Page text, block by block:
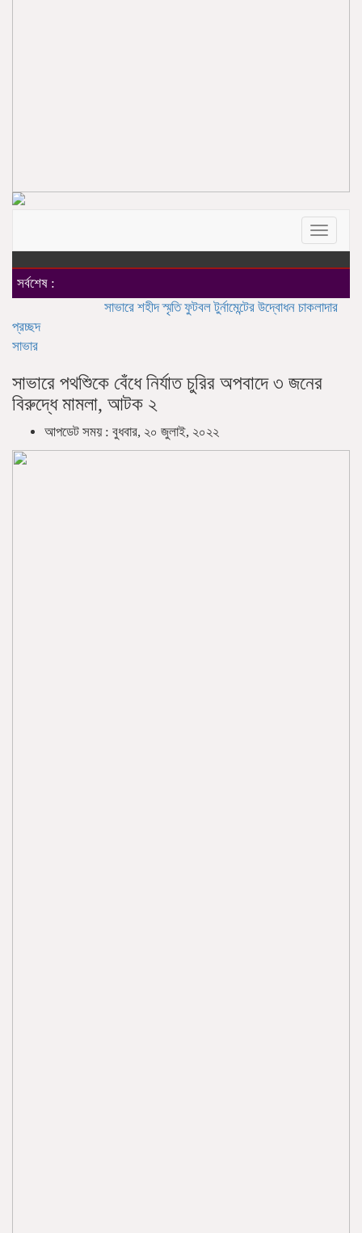
Toggle
সর্বশেষ :
সাভারে শহীদ স্মৃতি ফুটবল টুর্নামেন্টের উদ্বোধন চাকলাদার মহিলা
প্রচ্ছদ
সাভার
সাভারে পথশিুকে বেঁধে নির্যাত চুরির অপবাদে ৩ জনের
বিরুদ্ধে মামলা, আটক ২
আপডেট সময় : বুধবার, ২০ জুলাই, ২০২২